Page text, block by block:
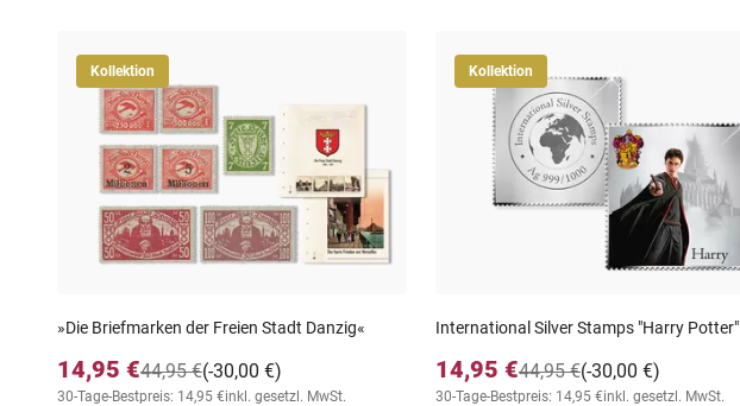
Kollektion
»Die Briefmarken der Freien Stadt Danzig«
14,95 € (-30,00 €)
44,95 €
30-Tage-Bestpreis: 14,95 €inkl. gesetzl. MwSt.
Kollektion
International Silver Stamps "Harry Potter"
14,95 € (-30,00 €)
44,95 €
30-Tage-Bestpreis: 14,95 €inkl. gesetzl. MwSt.